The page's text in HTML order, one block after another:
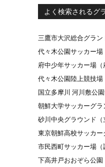
よく検索されるグ
三鷹市大沢総合グラン
代々木公園サッカー場
府中少年サッカー場（
代々木公園陸上競技場
国立多摩川 河川敷公
朝鮮大学サッカーグラ
砂川中央グラウンド（
東京朝鮮高校サッカー
市民西町サッカー場（
下高井戸おおぞら公園